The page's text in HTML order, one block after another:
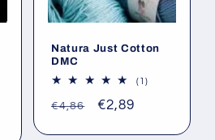
Natura Just Cotton
DMC
(1)1
Prezzo
€4,86
Prezzo
€2,89